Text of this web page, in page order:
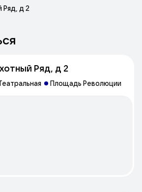
офис, переговорную, конференц-
и мебель, услуги штатного
IT-специалист, клининг, охрана), МФУ
работы.Сосредоточьтесь
рядом с метро, парковка.
Ряд, д 2
Ряд, д 2
Площадь Революции